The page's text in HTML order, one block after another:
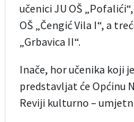
učenici JU OŠ
OŠ „Čengić Vila I“, a
„Grbavica II“.
Inače, hor učenika koji
predstavljat će Općinu
Reviji kulturno –